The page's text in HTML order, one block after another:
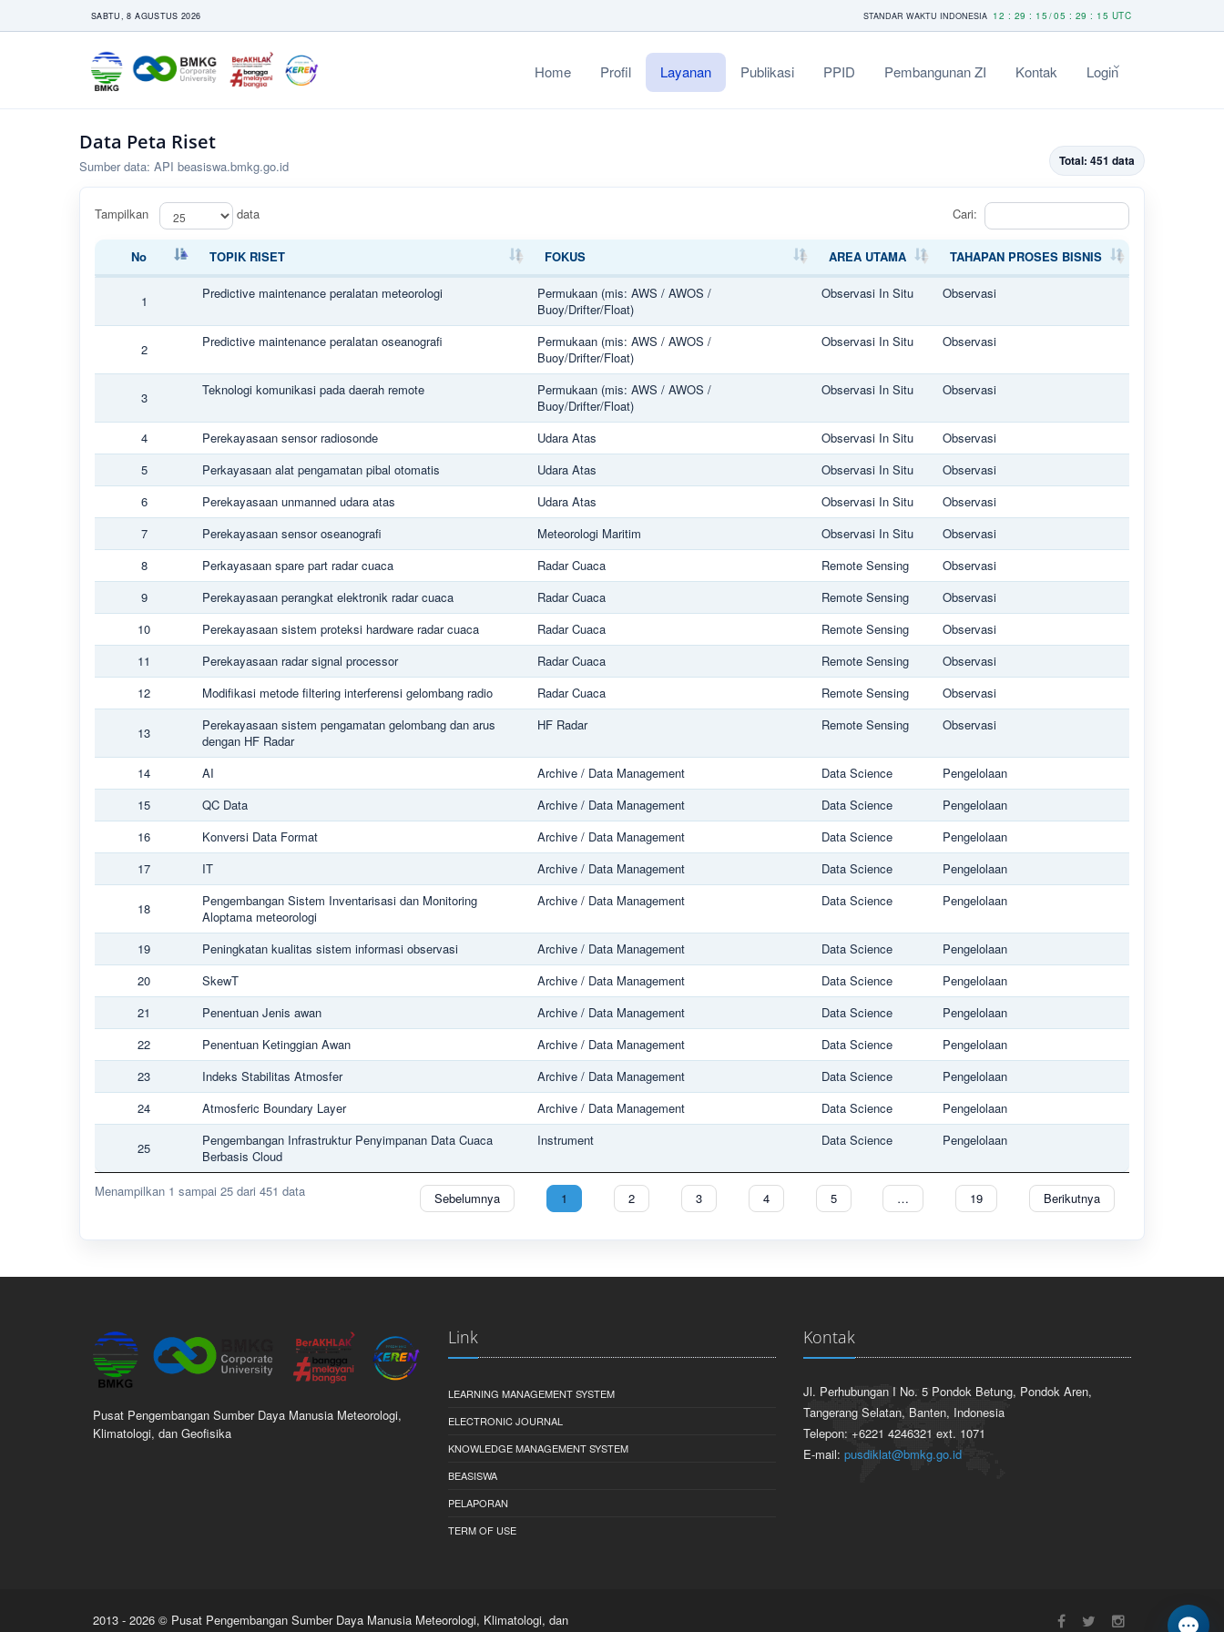
SABTU, 8 AGUSTUS 2026 STANDAR WAKTU INDONESIA 12 : 29 : 15 /05 : 29 : 15 UTC
Home Profil Layanan Publikasi PPID Pembangunan ZI Kontak Login
Data Peta Riset
Sumber data: API beasiswa.bmkg.go.id Total: 451 data
Tampilkan data Cari:
No TOPIK RISET FOKUS AREA UTAMA
TAHAPAN PROSES BISNIS
1
Predictive maintenance peralatan meteorologi
Permukaan (mis: AWS / AWOS /
Buoy/Drifter/Float)
Observasi In Situ Observasi
2 Predictive maintenance peralatan oseanografi
Permukaan (mis: AWS / AWOS /
Buoy/Drifter/Float)
Observasi In Situ Observasi
3 Teknologi komunikasi pada daerah remote
Permukaan (mis: AWS / AWOS /
Buoy/Drifter/Float)
Observasi In Situ Observasi
4 Perekayasaan sensor radiosonde Udara Atas Observasi In Situ
Observasi
5
Perkayasaan alat pengamatan pibal otomatis Udara Atas Observasi In Situ
Observasi
6
Perekayasaan unmanned udara atas Udara Atas Observasi In Situ
Observasi
7
Perekayasaan sensor oseanografi Meteorologi Maritim Observasi In Situ
Observasi
8
Perkayasaan spare part radar cuaca Radar Cuaca Remote Sensing
Observasi
9
Perekayasaan perangkat elektronik radar cuaca Radar Cuaca Remote Sensing
Observasi
10
Perekayasaan sistem proteksi hardware radar cuaca Radar Cuaca Remote Sensing
Observasi
11
Perekayasaan radar signal processor Radar Cuaca Remote Sensing
Observasi
12
Modifikasi metode filtering interferensi gelombang radio Radar Cuaca Remote Sensing Observasi
13
Perekayasaan sistem pengamatan gelombang dan arus
dengan HF Radar
HF Radar Remote Sensing Observasi
14 AI Archive / Data Management Data Science
Pengelolaan
15
QC Data Archive / Data Management Data Science
Pengelolaan
16
Konversi Data Format Archive / Data Management Data Science
Pengelolaan
17
IT Archive / Data Management Data Science Pengelolaan
18
Pengembangan Sistem Inventarisasi dan Monitoring
Aloptama meteorologi
Archive / Data Management Data Science Pengelolaan
19 Peningkatan kualitas sistem informasi observasi Archive / Data Management Data Science
Pengelolaan
20
SkewT Archive / Data Management Data Science
Pengelolaan
21
Penentuan Jenis awan Archive / Data Management Data Science
Pengelolaan
22
Penentuan Ketinggian Awan Archive / Data Management Data Science
Pengelolaan
23
Indeks Stabilitas Atmosfer Archive / Data Management Data Science
Pengelolaan
24
Atmosferic Boundary Layer Archive / Data Management Data Science Pengelolaan
25
Pengembangan Infrastruktur Penyimpanan Data Cuaca
Berbasis Cloud
Instrument Data Science Pengelolaan
Menampilkan 1 sampai 25 dari 451 data Sebelumnya 1 2 3 4 5 … 19 Berikutnya
Pusat Pengembangan Sumber Daya Manusia Meteorologi,
Klimatologi, dan Geofisika
Link
LEARNING MANAGEMENT SYSTEM
ELECTRONIC JOURNAL
KNOWLEDGE MANAGEMENT SYSTEM
BEASISWA
PELAPORAN
TERM OF USE
Kontak
Jl. Perhubungan I No. 5 Pondok Betung, Pondok Aren,
Tangerang Selatan, Banten, Indonesia
Telepon: +6221 4246321 ext. 1071
E-mail: pusdiklat@bmkg.go.id
2013 - 2026 © Pusat Pengembangan Sumber Daya Manusia Meteorologi, Klimatologi, dan